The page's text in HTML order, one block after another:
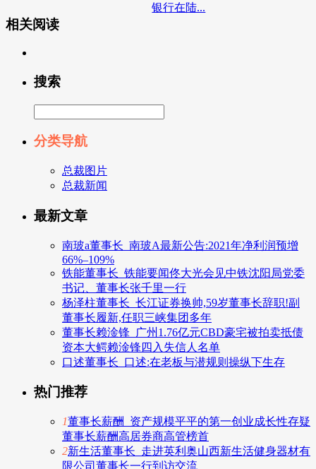
银行在陆...
相关阅读
搜索
分类导航
总裁图片
总裁新闻
最新文章
南玻a董事长_南玻A最新公告:2021年净利润预增
66%–109%
铁能董事长_铁能要闻佟大光会见中铁沈阳局党委
书记、董事长张千里一行
杨泽柱董事长_长江证券换帅,59岁董事长辞职!副
董事长履新,任职三峡集团多年
董事长赖淦锋_广州1.76亿元CBD豪宅被拍卖抵债
资本大鳄赖淦锋四入失信人名单
口述董事长_口述:在老板与潜规则操纵下生存
热门推荐
1董事长薪酬_资产规模平平的第一创业成长性存疑
董事长薪酬高居券商高管榜首
2新生活董事长_走进英利奥山西新生活健身器材有
限公司董事长一行到访交流